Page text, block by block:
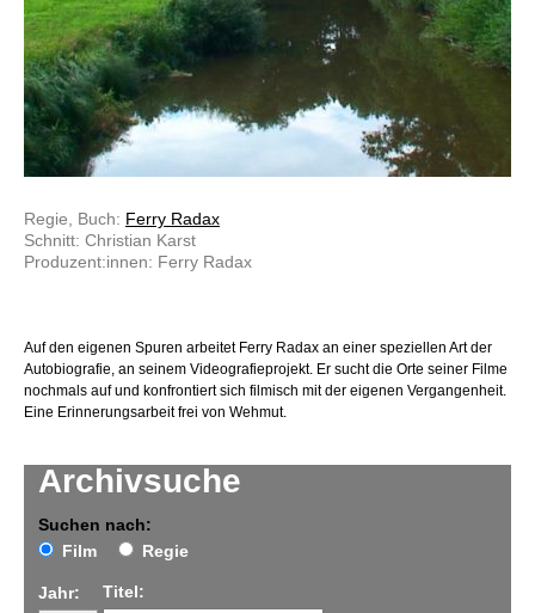
Archivsuche
Suchen nach:
Film
Regie
Jahr: Titel:
Regie, Buch: Ferry Radax
Schnitt: Christian Karst
Produzent:innen: Ferry Radax
Auf den eigenen Spuren arbeitet Ferry Radax an einer speziellen Art der
Autobiografie, an seinem Videografieprojekt. Er sucht die Orte seiner Filme
nochmals auf und konfrontiert sich filmisch mit der eigenen Vergangenheit.
Eine Erinnerungsarbeit frei von Wehmut.